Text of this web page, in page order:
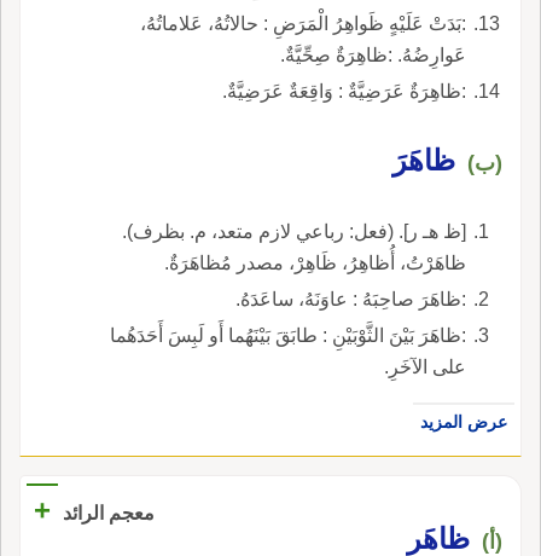
:بَدَتْ عَلَيْهٍ ظَواهِرُ الْمَرَضِ : حالاتُهُ، عَلاماتُهُ،
عَوارِضُهُ. :ظاهِرَةٌ صِحِّيَّةٌ.
:ظاهِرَةٌ عَرَضِيَّةٌ : وَاقِعَةٌ عَرَضِيَّةٌ.
(ب) ظاهَرَ
[ظ هـ ر]. (فعل: رباعي لازم متعد، م. بظرف).
ظاهَرْتُ، أُظاهِرُ، ظَاهِرْ، مصدر مُظاهَرَةٌ.
:ظاهَرَ صاحِبَهُ : عاوَنَهُ، ساعَدَهُ.
:ظاهَرَ بَيْنَ الثَّوْبَيْنِ : طابَقَ بَيْنَهُما أَو لَبِسَ أَحَدَهُما
على الآخَرِ.
عرض المزيد
معجم الرائد +
(أ) ظاهَر